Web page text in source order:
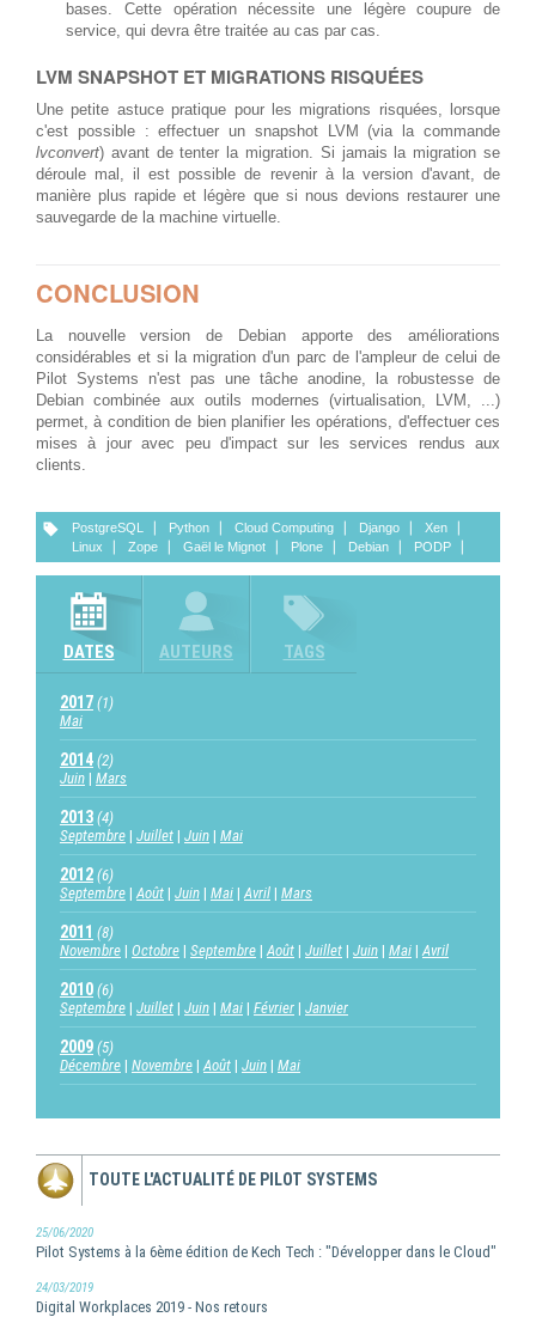
bases. Cette opération nécessite une légère coupure de
service, qui devra être traitée au cas par cas.
LVM SNAPSHOT ET MIGRATIONS RISQUÉES
Une petite astuce pratique pour les migrations risquées, lorsque
c'est possible : effectuer un snapshot LVM (via la commande
lvconvert) avant de tenter la migration. Si jamais la migration se
déroule mal, il est possible de revenir à la version d'avant, de
manière plus rapide et légère que si nous devions restaurer une
sauvegarde de la machine virtuelle.
CONCLUSION
La nouvelle version de Debian apporte des améliorations
considérables et si la migration d'un parc de l'ampleur de celui de
Pilot Systems n'est pas une tâche anodine, la robustesse de
Debian combinée aux outils modernes (virtualisation, LVM, ...)
permet, à condition de bien planifier les opérations, d'effectuer ces
mises à jour avec peu d'impact sur les services rendus aux
clients.
PostgreSQL Python Cloud Computing Django
Xen
Linux
Zope Gaël le Mignot Plone Debian PODP
DATES AUTEURS TAGS
2017 (1)
Mai
2014 (2)
Juin Mars
2013 (4)
Septembre Juillet Juin Mai
2012 (6)
Septembre Août Juin Mai Avril Mars
2011 (8)
Novembre Octobre Septembre Août Juillet Juin Mai Avril
2010 (6)
Septembre Juillet Juin Mai Février Janvier
2009 (5)
Décembre Novembre Août Juin Mai
TOUTE L'ACTUALITÉ DE PILOT SYSTEMS
25/06/2020
Pilot Systems à la 6ème édition de Kech Tech : "Développer dans le Cloud"
24/03/2019
Digital Workplaces 2019 - Nos retours